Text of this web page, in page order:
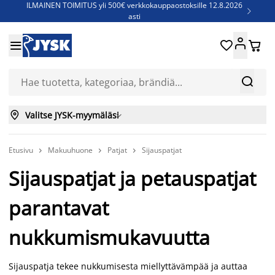
ILMAINEN TOIMITUS yli 500€ verkkokauppaostoksille 12.8.2026
asti

Jenkkisänkyjä - Säästä jopa 60%


 
 Valitse JYSK-myymäläsi
Etusivu  Makuuhuone  Patjat  Sijauspatjat
Sijauspatjat ja petauspatjat
parantavat
nukkumismukavuutta
Sijauspatja tekee nukkumisesta miellyttävämpää ja auttaa